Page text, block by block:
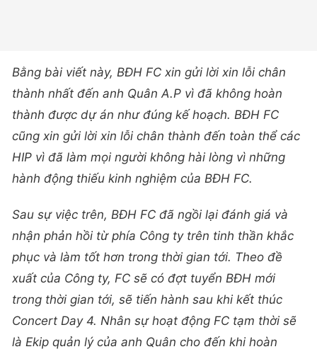
Bằng bài viết này, BĐH FC xin gửi lời xin lỗi chân
thành nhất đến anh Quân A.P vì đã không hoàn
thành được dự án như đúng kế hoạch. BĐH FC
cũng xin gửi lời xin lỗi chân thành đến toàn thể các
HIP vì đã làm mọi người không hài lòng vì những
hành động thiếu kinh nghiệm của BĐH FC.
Sau sự việc trên, BĐH FC đã ngồi lại đánh giá và
nhận phản hồi từ phía Công ty trên tinh thần khắc
phục và làm tốt hơn trong thời gian tới. Theo đề
xuất của Công ty, FC sẽ có đợt tuyển BĐH mới
trong thời gian tới, sẽ tiến hành sau khi kết thúc
Concert Day 4. Nhân sự hoạt động FC tạm thời sẽ
là Ekip quản lý của anh Quân cho đến khi hoàn